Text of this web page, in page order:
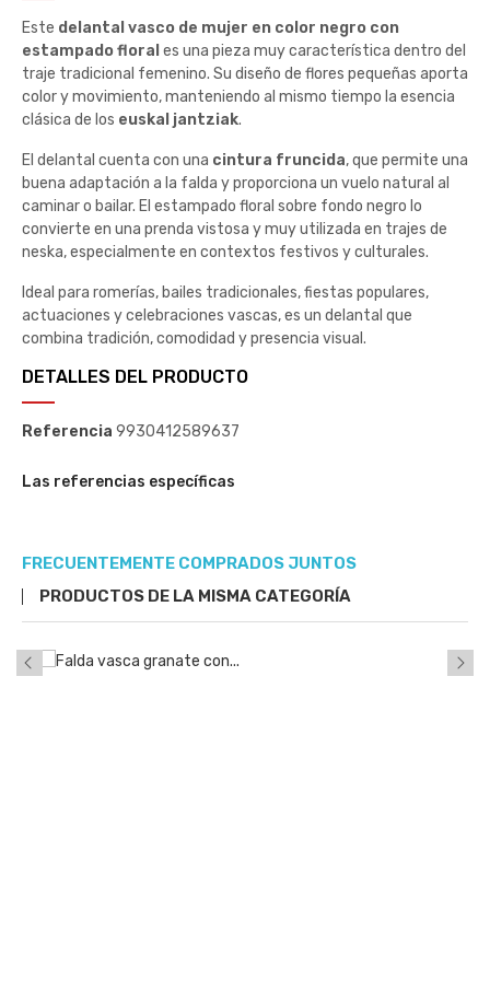
Este delantal vasco de mujer en color negro con
estampado floral es una pieza muy característica dentro del
traje tradicional femenino. Su diseño de flores pequeñas aporta
color y movimiento, manteniendo al mismo tiempo la esencia
clásica de los euskal jantziak.
El delantal cuenta con una cintura fruncida, que permite una
buena adaptación a la falda y proporciona un vuelo natural al
caminar o bailar. El estampado floral sobre fondo negro lo
convierte en una prenda vistosa y muy utilizada en trajes de
neska, especialmente en contextos festivos y culturales.
Ideal para romerías, bailes tradicionales, fiestas populares,
actuaciones y celebraciones vascas, es un delantal que
combina tradición, comodidad y presencia visual.
DETALLES DEL PRODUCTO
Referencia 9930412589637
Las referencias específicas
FRECUENTEMENTE COMPRADOS JUNTOS
PRODUCTOS DE LA MISMA CATEGORÍA